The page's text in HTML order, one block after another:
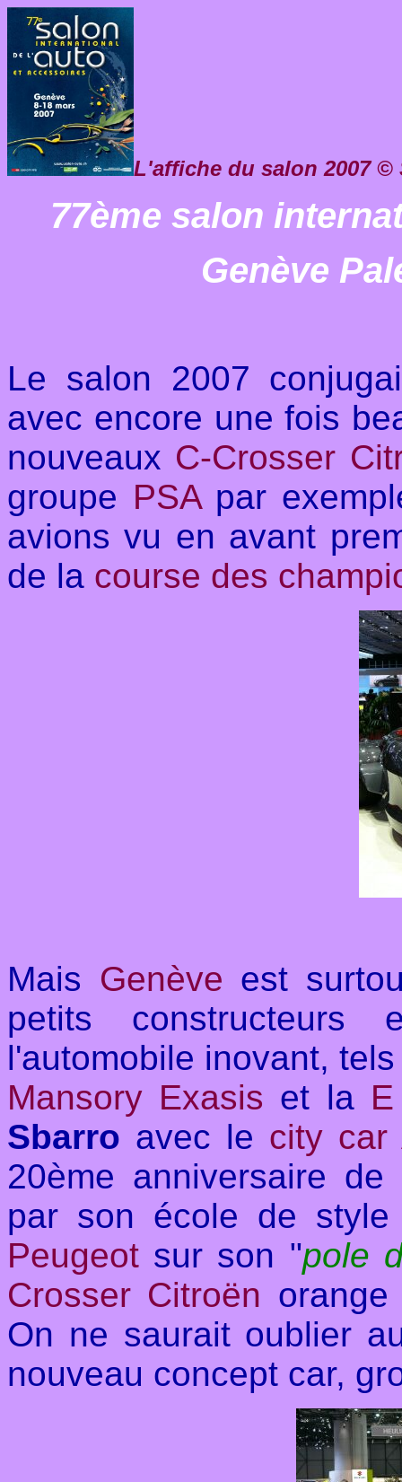
L'affiche du salon 2007©
77ème salon
Genève
Le salon 2007
avec encore une fois
nouveaux C-Crosser
groupe PSApar
avions vu en avant
de la course des
Mais Genève est
petits
l'automobile inovant,
Mansory Exasis et la
Sbarro avec le city car
20ème anniversaire
par son école de style
Peugeot sur son "pole
Crosser Citroën
On ne saurait oublier
nouveau concept car,